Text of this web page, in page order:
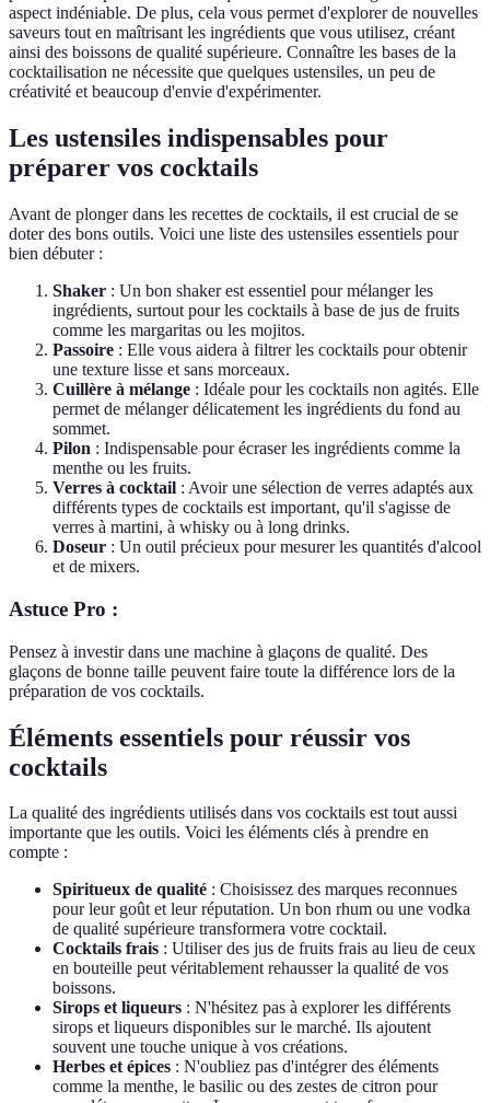
aspect indéniable. De plus, cela vous permet d'explorer de nouvelles
saveurs tout en maîtrisant les ingrédients que vous utilisez, créant
ainsi des boissons de qualité supérieure. Connaître les bases de la
cocktailisation ne nécessite que quelques ustensiles, un peu de
créativité et beaucoup d'envie d'expérimenter.
Les ustensiles indispensables pour
préparer vos cocktails
Avant de plonger dans les recettes de cocktails, il est crucial de se
doter des bons outils. Voici une liste des ustensiles essentiels pour
bien débuter :
Shaker : Un bon shaker est essentiel pour mélanger les
ingrédients, surtout pour les cocktails à base de jus de fruits
comme les margaritas ou les mojitos.
Passoire : Elle vous aidera à filtrer les cocktails pour obtenir
une texture lisse et sans morceaux.
Cuillère à mélange : Idéale pour les cocktails non agités. Elle
permet de mélanger délicatement les ingrédients du fond au
sommet.
Pilon : Indispensable pour écraser les ingrédients comme la
menthe ou les fruits.
Verres à cocktail : Avoir une sélection de verres adaptés aux
différents types de cocktails est important, qu'il s'agisse de
verres à martini, à whisky ou à long drinks.
Doseur : Un outil précieux pour mesurer les quantités d'alcool
et de mixers.
Astuce Pro :
Pensez à investir dans une machine à glaçons de qualité. Des
glaçons de bonne taille peuvent faire toute la différence lors de la
préparation de vos cocktails.
Éléments essentiels pour réussir vos
cocktails
La qualité des ingrédients utilisés dans vos cocktails est tout aussi
importante que les outils. Voici les éléments clés à prendre en
compte :
Spiritueux de qualité : Choisissez des marques reconnues
pour leur goût et leur réputation. Un bon rhum ou une vodka
de qualité supérieure transformera votre cocktail.
Cocktails frais : Utiliser des jus de fruits frais au lieu de ceux
en bouteille peut véritablement rehausser la qualité de vos
boissons.
Sirops et liqueurs : N'hésitez pas à explorer les différents
sirops et liqueurs disponibles sur le marché. Ils ajoutent
souvent une touche unique à vos créations.
Herbes et épices : N'oubliez pas d'intégrer des éléments
comme la menthe, le basilic ou des zestes de citron pour